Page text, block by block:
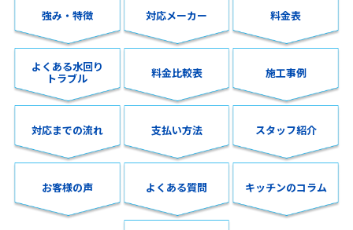
強み・特徴 対応メーカー 料金表
よくある水回り
トラブル 料金比較表 施工事例
対応までの流れ 支払い方法 スタッフ紹介
お客様の声 よくある質問 キッチンのコラム